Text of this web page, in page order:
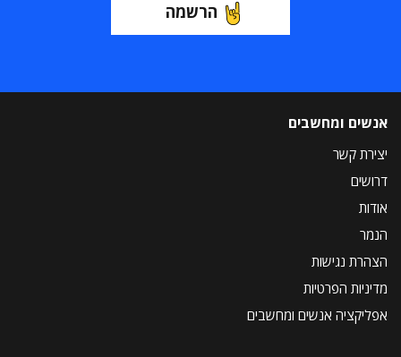
הרשמה
אנשים ומחשבים
יצירת קשר
דרושים
אודות
הנמר
הצהרת נגישות
מדיניות הפרטיות
אפליקציה אנשים ומחשבים